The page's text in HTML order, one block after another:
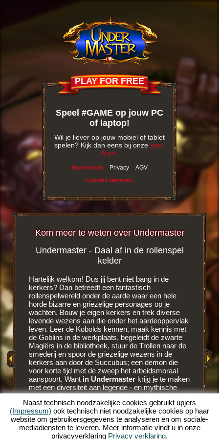
PLAY FOR FREE
Speel #GAME op jouw PC
of laptop!
Wil je liever op jouw mobiel of tablet
spelen? Kijk dan eens bij onze spel-
Apps
Impressum Privacy
AGV
Cookies beheren
Kom meer te weten over Undermaster
Undermaster - Daal af in de rollenspel
kelder
Hartelijk welkom! Dus jij bent niet bang in de
kerkers? Dan betreedt een fantastisch
rollenspelwereld onder de aarde waar een hele
horde bizarre en griezelige personages op je
wachten. Bouw je eigen kerkers en trek diverse
levende wezens aan die onder het aardeoppervlak
leven. Leer de Kobolds kennen, maak kennis met
de Goblins in de werkplaats, begeleidt de zwarte
Magiërs in de bibliotheek, stuur de Trollen naar de
smederij en spoor de griezelige wezens in de
kerkers aan door de Succubus; een demon die
voor korte tijd met de zweep het arbeidsmoraal
aanspoort. Want in Undermasterkrijg je te maken
met een diversiteit aan legende - en mythische
wezens. Beheer je dungeon in het online rollenspel
en bouw het uit over meerdere etages. Bouw
diverse kerkers, decoreer je kerkers met vele
items en verfraai de donkere ruimtes met
brandende fakkels. Beleef het unieke online
rollenspel Undermaster. Wil je nog meer weten wat
Het is
van de
je een
eigen
lessen
spoort
maar ze
Naast technisch noodzakelijke cookies gebruikt upjers
(Impressum) ook technisch niet noodzakelijke cookies op haar
website om gebruikersgegevens te analyseren en om sociale-
mediadiensten te leveren. Meer informatie vindt u in onze
privacyverklaring Privacy verklaring.